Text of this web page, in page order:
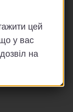
цей
у вас
на